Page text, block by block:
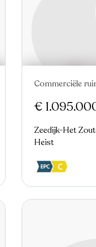
Nieuw
Commerciële
€
Zeedijk-Het
Heist